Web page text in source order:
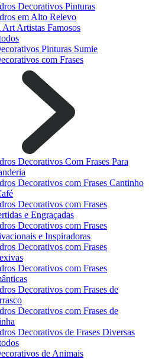
Decorativos Pinturas
em Alto Relevo
Art Artistas Famosos
Pinturas Sumie
com Frases
Decorativos Com Frases Para
Decorativos com Frases Cantinho
Decorativos com Frases
e Engraçadas
Decorativos com Frases
e Inspiradoras
Decorativos com Frases
Decorativos com Frases
Decorativos com Frases de
Decorativos com Frases de
Decorativos de Frases Diversas
de Animais